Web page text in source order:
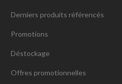
Derniers produits référencés
Promotions
Déstockage
Offres promotionnelles